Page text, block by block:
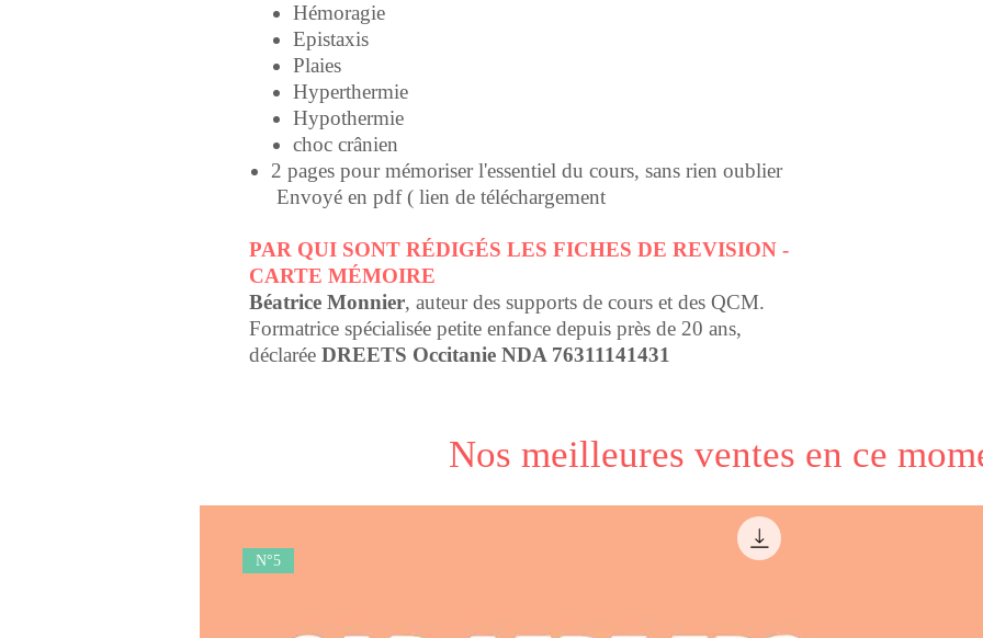
Hémoragie
Epistaxis
Plaies
Hyperthermie
Hypothermie
choc crânien
2 pages pour mémoriser l'essentiel du cours, sans rien oublier
Envoyé en pdf ( lien de téléchargement
PAR QUI SONT RÉDIGÉS LES FICHES DE REVISION -
CARTE MÉMOIRE
Béatrice Monnier, auteur des supports de cours et des QCM.
Formatrice spécialisée petite enfance depuis près de 20 ans,
déclarée DREETS Occitanie NDA 76311141431
Nos meilleures ventes en ce
N°5